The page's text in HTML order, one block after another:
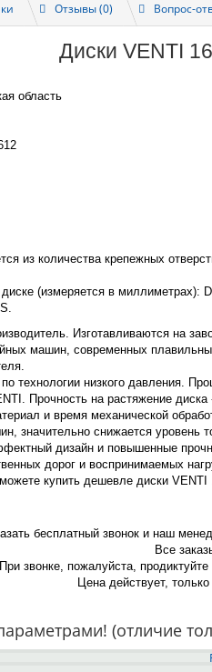
Отзывы (0) Вопрос-
Диски VENTI
область
из количества крепежных
(измеряется в миллиметрах):
Изготавливаются на
машин, современных
технологии низкого давления.
Прочность на растяжение
и время механической
значительно снижается
дизайн и повышенные
дорог и воспринимаемых
купить дешевле диски
бесплатный звонок и наш
Все
При звонке, пожалуйста,
Цена действует,
(отличие